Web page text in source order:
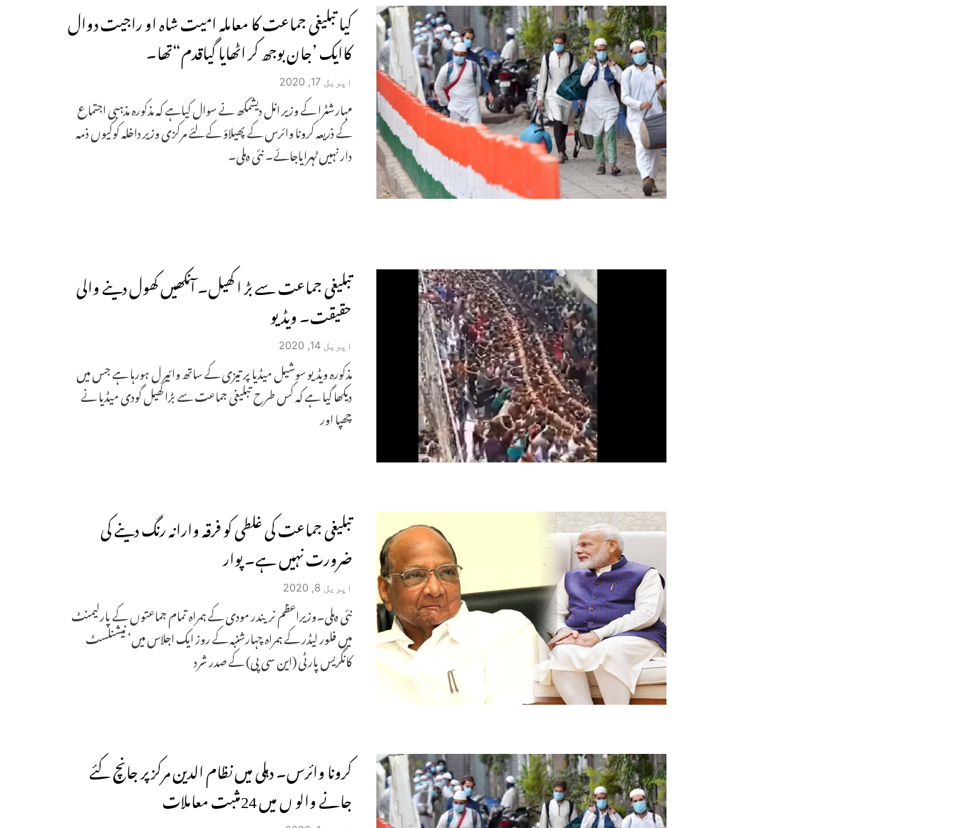
کیا تبلیغی جماعت کا معاملہ امیت شاہ او راجیت دوال
کاایک ’جان بوجھ کر اٹھایا گیاقدم“تھا۔
اپریل 17, 2020
مہارشٹرا کے وزیر انل دیشمکھ نے سوال کیاہے کہ مذکورہ مذہبی اجتماع
کے ذریعہ کرونا وائرس کے پھیلاؤ کے لئے مرکزی وزیر داخلہ کوکیوں ذمہ
دار نہیں ٹہرایاجائے۔ نئی دہلی۔
تبلیغی جماعت سے بڑ ا کھیل۔ آنکھیں کھول دینے والی
حقیقت۔ ویڈیو
اپریل 14, 2020
مذکورہ ویڈیو سوشیل میڈیا پر تیزی کے ساتھ وائیر ل ہورہا ہے جس میں
دیکھا گیا ہے کہ کس طرح تبلیغی جماعت سے بڑا کھیل گودی میڈیا نے
چھپا اور
تبلیغی جماعت کی غلطی کو فرقہ وارانہ رنگ دینے کی
ضرورت نہیں ہے۔ پوار
اپریل 8, 2020
نئی دہلی۔وزیراعظم نریندر مودی کے ہمراہ تمام جماعتوں کے پارلیمنٹ
میں فلور لیڈر کے ہمراہ چہارشنبہ کے روز ایک اجلاس میں‘ نیشنلسٹ
کانگریس پارٹی (این سی پی) کے صدر شرد
کرونا وائرس۔ دہلی میں نظام الدین مرکز پر جانچ کئے
جانے والو ں میں 24مثبت معاملات